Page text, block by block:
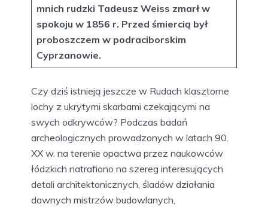
mnich rudzki Tadeusz Weiss zmarł w
spokoju w 1856 r. Przed śmiercią był
proboszczem w podraciborskim
Cyprzanowie.
Czy dziś istnieją jeszcze w Rudach klasztorne
lochy z ukrytymi skarbami czekającymi na
swych odkrywców? Podczas badań
archeologicznych prowadzonych w latach 90.
XX w. na terenie opactwa przez naukowców
łódzkich natrafiono na szereg interesujących
detali architektonicznych, śladów działania
dawnych mistrzów budowlanych,